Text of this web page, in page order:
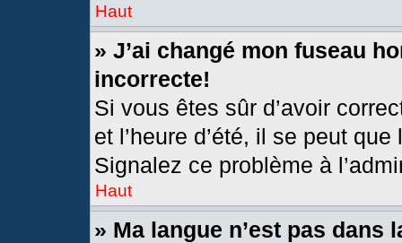
Haut
» J’ai changé mon fuseau
incorrecte!
Si vous êtes sûr d’avoir
et l’heure d’été, il se peut
Signalez ce problème à
Haut
» Ma langue n’est pas dans